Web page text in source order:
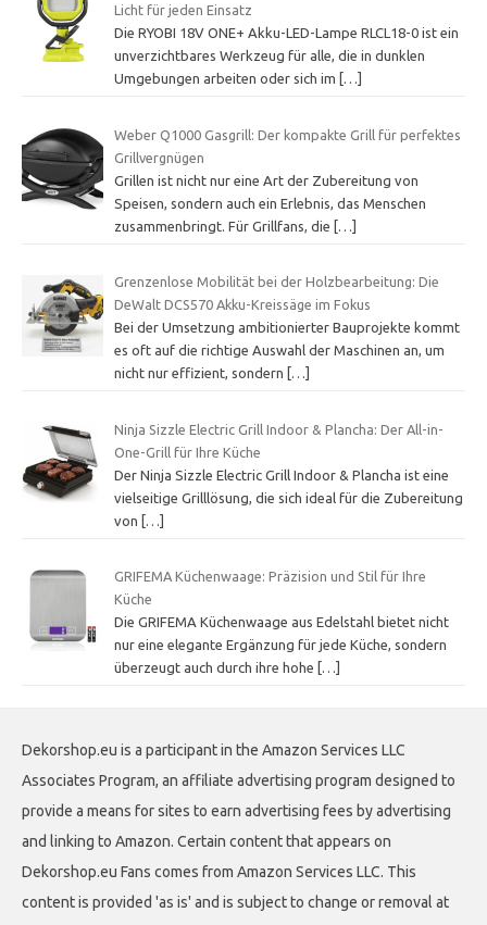
Licht für jeden Einsatz
Die RYOBI 18V ONE+ Akku-LED-Lampe RLCL18-0 ist ein
unverzichtbares Werkzeug für alle, die in dunklen
Umgebungen arbeiten oder sich im
[…]
Weber Q1000 Gasgrill: Der kompakte Grill für perfektes
Grillvergnügen
Grillen ist nicht nur eine Art der Zubereitung von
Speisen, sondern auch ein Erlebnis, das Menschen
zusammenbringt. Für Grillfans, die […]
Grenzenlose Mobilität bei der Holzbearbeitung: Die
DeWalt DCS570 Akku-Kreissäge im Fokus
Bei der Umsetzung ambitionierter Bauprojekte kommt
es oft auf die richtige Auswahl der Maschinen an, um
nicht nur effizient, sondern
[…]
Ninja Sizzle Electric Grill Indoor & Plancha: Der All-in-
One-Grill für Ihre Küche
Der Ninja Sizzle Electric Grill Indoor & Plancha ist eine
vielseitige Grilllösung, die sich ideal für die Zubereitung
von […]
GRIFEMA Küchenwaage: Präzision und Stil für Ihre
Küche
Die GRIFEMA Küchenwaage aus Edelstahl bietet nicht
nur eine elegante Ergänzung für jede Küche, sondern
überzeugt auch durch ihre hohe
[…]
Dekorshop.eu is a participant in the Amazon Services LLC
Associates Program, an affiliate advertising program designed to
provide a means for sites to earn advertising fees by advertising
and linking to Amazon. Certain content that appears on
Dekorshop.eu Fans comes from Amazon Services LLC. This
content is provided 'as is' and is subject to change or removal at